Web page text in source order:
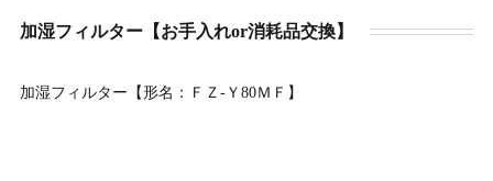
加湿フィルター【お手入れor消耗品交換】
加湿フィルター【形名：ＦＺ-Ｙ80ＭＦ】